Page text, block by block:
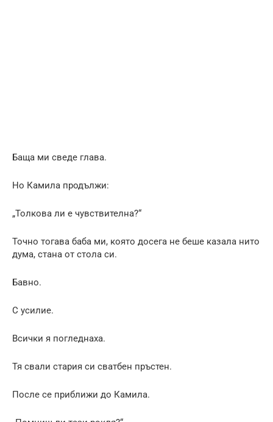
Баща ми сведе глава.
Но Камила продължи:
„Толкова ли е чувствителна?“
Точно тогава баба ми, която досега не беше казала нито
дума, стана от стола си.
Бавно.
С усилие.
Всички я погледнаха.
Тя свали стария си сватбен пръстен.
После се приближи до Камила.